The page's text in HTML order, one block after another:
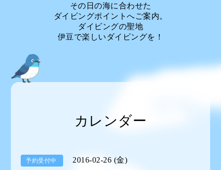
その日の海に合わせた
ダイビングポイントへご案内。
ダイビングの聖地
伊豆で楽しいダイビングを！
カレンダー
予約受付中 2016-02-26 (金)